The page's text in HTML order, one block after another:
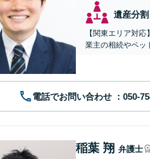
遺産分割
【関東エリア対
業主の相続やペッ
電話でお問い合わせ
稲葉 翔 弁護士